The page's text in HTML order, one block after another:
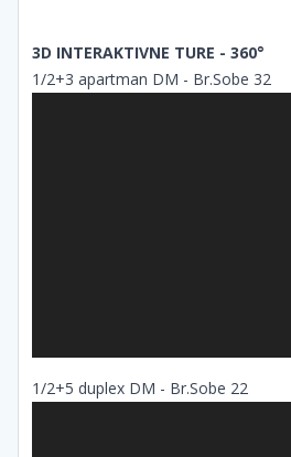
3D INTERAKTIVNE TURE - 360°
1/2+3 apartman DM - Br.Sobe 32
1/2+5 duplex DM - Br.Sobe 22